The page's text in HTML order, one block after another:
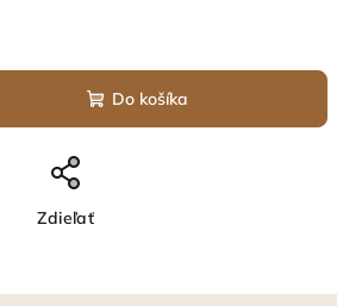
Do košíka
Zdieľať